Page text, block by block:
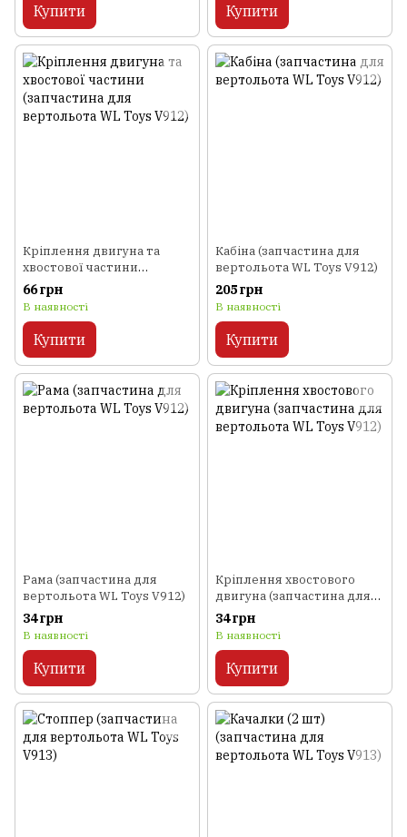
Купити Купити
Кріплення двигуна та
хвостової частини
(запчастина для
вертольота WL Toys V912)
66 грн
В наявності
Купити
Кабіна (запчастина для
вертольота WL Toys V912)
205 грн
В наявності
Купити
Рама (запчастина для
вертольота WL Toys V912)
34 грн
В наявності
Купити
Кріплення хвостового
двигуна (запчастина для
вертольота WL Toys V912)
34 грн
В наявності
Купити